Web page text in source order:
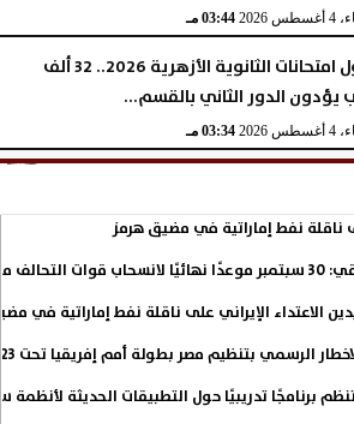
2026 03:44 مـ
جدول امتحانات الثانوية الأزهرية 2026.. 32 ألف
يؤدون الدور الثاني بالقسم...
2026 03:34 مـ
ناقلة نفط إماراتية في مضيق هرمز
من العراق
الاعتداء الإيراني على ناقلة نفط إماراتية في
الرسمي بتنظيم مصر بطولة أمم إفريقيا تحت 23 عاما
برنامجًا تدريبيًا حول التطبيقات الحديثة لأنظمة